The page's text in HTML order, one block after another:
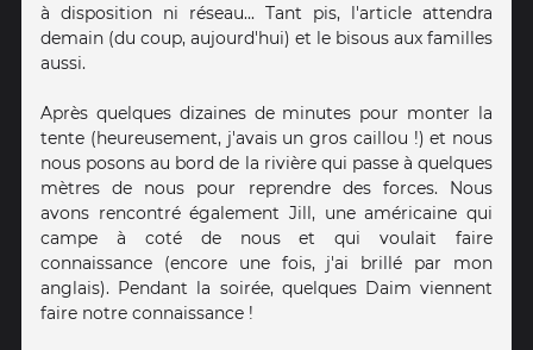
à disposition ni réseau... Tant pis, l'article attendra
demain (du coup, aujourd'hui) et le bisous aux familles
aussi.
Après quelques dizaines de minutes pour monter la
tente (heureusement, j'avais un gros caillou !) et nous
nous posons au bord de la rivière qui passe à quelques
mètres de nous pour reprendre des forces. Nous
avons rencontré également Jill, une américaine qui
campe à coté de nous et qui voulait faire
connaissance (encore une fois, j'ai brillé par mon
anglais). Pendant la soirée, quelques Daim viennent
faire notre connaissance !